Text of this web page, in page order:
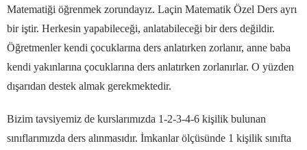
Matematiği öğrenmek zorundayız. Laçin Matematik Özel Ders ayrı
bir iştir. Herkesin yapabileceği, anlatabileceği bir ders değildir.
Öğretmenler kendi çocuklarına ders anlatırken zorlanır, anne baba
kendi yakınlarına çocuklarına ders anlatırken zorlanırlar. O yüzden
dışarıdan destek almak gerekmektedir.
Bizim tavsiyemiz de kurslarımızda 1-2-3-4-6 kişilik bulunan
sınıflarımızda ders alınmasıdır. İmkanlar ölçüsünde 1 kişilik sınıfta